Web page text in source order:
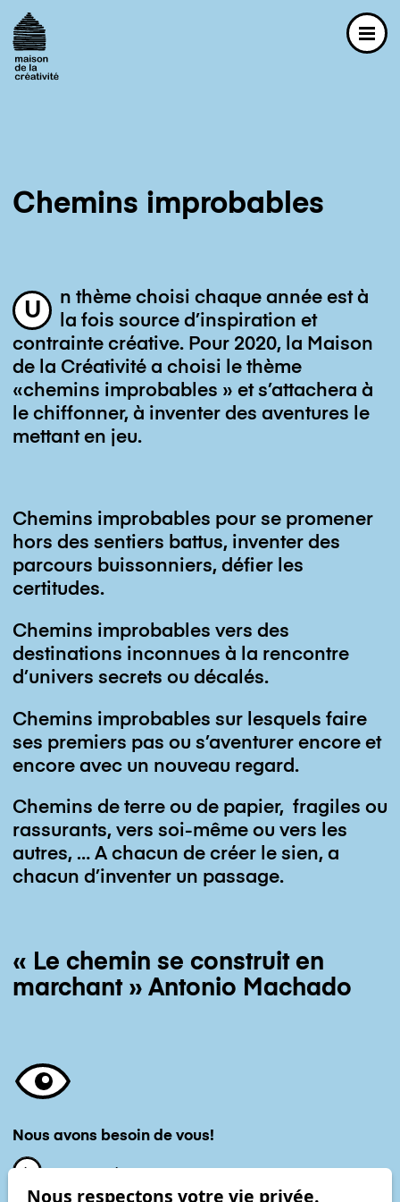
Aventures
Artistes
Professionnel-le-s
Formations catalogue
Formations catalogue
Formations sur demande
Actualités
Actualités
Label MC
Label MC
Contact
Newsletter
Chemins improbables
U
n thème choisi chaque année est à
la fois source d’inspiration et
contrainte créative. Pour 2020, la Maison
de la Créativité a choisi le thème
«chemins improbables » et s’attachera à
le chiffonner, à inventer des aventures le
mettant en jeu.
Chemins improbables pour se promener
hors des sentiers battus, inventer des
parcours buissonniers, défier les
certitudes.
Chemins improbables vers des
destinations inconnues à la rencontre
d’univers secrets ou décalés.
Chemins improbables sur lesquels faire
ses premiers pas ou s’aventurer encore et
encore avec un nouveau regard.
Chemins de terre ou de papier, fragiles ou
rassurants, vers soi-même ou vers les
autres, … A chacun de créer le sien, a
chacun d’inventer un passage.
« Le chemin se construit en
marchant » Antonio Machado
Nous avons besoin de vous!
Nous respectons votre vie privée.